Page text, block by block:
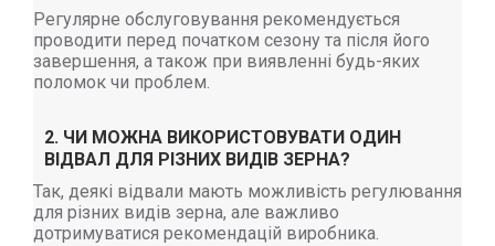
Регулярне обслуговування рекомендується
проводити перед початком сезону та після його
завершення, а також при виявленні будь-яких
поломок чи проблем.
2. ЧИ МОЖНА ВИКОРИСТОВУВАТИ ОДИН
ВІДВАЛ ДЛЯ РІЗНИХ ВИДІВ ЗЕРНА?
Так, деякі відвали мають можливість регулювання
для різних видів зерна, але важливо
дотримуватися рекомендацій виробника.